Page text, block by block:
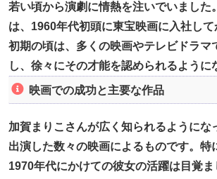
若い頃から演劇に情熱を注いでいました
は、1960年代初頭に東宝映画に入社して
初期の頃は、多くの映画やテレビドラマ
し、徐々にその才能を認められるように
映画での成功と主要な作品
加賀まりこさんが広く知られるようにな
出演した数々の映画によるものです。特
1970年代にかけての彼女の活躍は目覚ま